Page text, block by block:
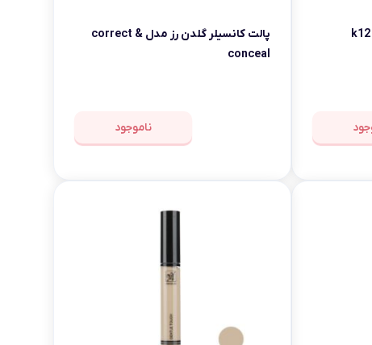
پالت کانسیلر گلدن رز مدل correct &
conceal
ناموجود